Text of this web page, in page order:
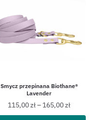
Smycz przepinana Biothane®
Lavender
115,00zł– 165,00zł